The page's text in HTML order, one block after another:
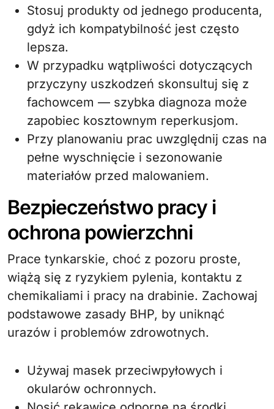
Stosuj produkty od jednego producenta,
gdyż ich kompatybilność jest często
lepsza.
W przypadku wątpliwości dotyczących
przyczyny uszkodzeń skonsultuj się z
fachowcem — szybka diagnoza może
zapobiec kosztownym reperkusjom.
Przy planowaniu prac uwzględnij czas na
pełne wyschnięcie i sezonowanie
materiałów przed malowaniem.
Bezpieczeństwo pracy i
ochrona powierzchni
Prace tynkarskie, choć z pozoru proste,
wiążą się z ryzykiem pylenia, kontaktu z
chemikaliami i pracy na drabinie. Zachowaj
podstawowe zasady BHP, by uniknąć
urazów i problemów zdrowotnych.
Używaj masek przeciwpyłowych i
okularów ochronnych.